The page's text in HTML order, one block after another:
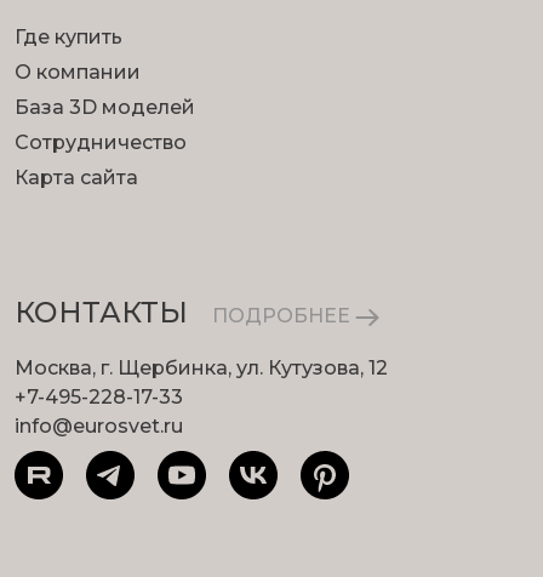
Где купить
О компании
База 3D моделей
Сотрудничество
Карта сайта
КОНТАКТЫ ПОДРОБНЕЕ
Москва, г. Щербинка, ул. Кутузова, 12
+7-495-228-17-33
info@eurosvet.ru